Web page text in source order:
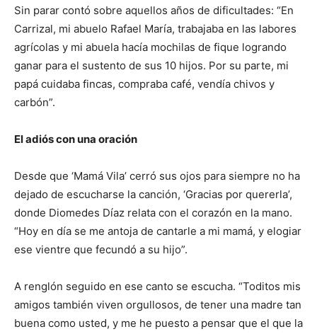
Sin parar contó sobre aquellos años de dificultades: “En
Carrizal, mi abuelo Rafael María, trabajaba en las labores
agrícolas y mi abuela hacía mochilas de fique logrando
ganar para el sustento de sus 10 hijos. Por su parte, mi
papá cuidaba fincas, compraba café, vendía chivos y
carbón”.
El adiós con una oración
Desde que ‘Mamá Vila’ cerró sus ojos para siempre no ha
dejado de escucharse la canción, ‘Gracias por quererla’,
donde Diomedes Díaz relata con el corazón en la mano.
“Hoy en día se me antoja de cantarle a mi mamá, y elogiar
ese vientre que fecundó a su hijo”.
A renglón seguido en ese canto se escucha. “Toditos mis
amigos también viven orgullosos, de tener una madre tan
buena como usted, y me he puesto a pensar que el que la